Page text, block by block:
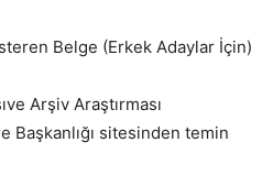
Belge (Erkek Adaylar İçin)
Arşiv Araştırması
Başkanlığı sitesinden temin